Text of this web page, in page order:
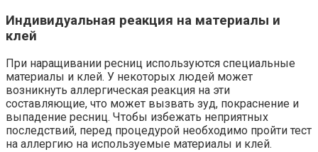
Индивидуальная реакция на материалы и
клей
При наращивании ресниц используются специальные
материалы и клей. У некоторых людей может
возникнуть аллергическая реакция на эти
составляющие, что может вызвать зуд, покраснение и
выпадение ресниц. Чтобы избежать неприятных
последствий, перед процедурой необходимо пройти тест
на аллергию на используемые материалы и клей.